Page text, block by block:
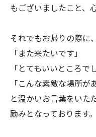
もございましたこと、
それでもお帰りの際に、
「また来たいです」
「とてもいいところで
「こんな素敵な場所が
と温かいお言葉をいた
励みとなっております。